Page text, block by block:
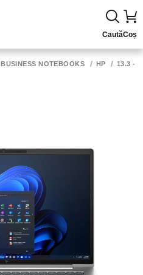
CautăCoș
BUSINESS NOTEBOOKS HP 13.3 -